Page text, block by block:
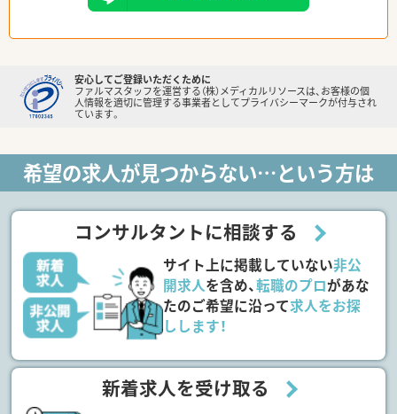
安心してご登録いただくために
ファルマスタッフを運営する（株）メディカルリソースは、お客様の個
人情報を適切に管理する事業者としてプライバシーマークが付与され
ています。
希望の求人が見つからない…という方は
コンサルタントに相談する
サイト上に掲載していない非公
開求人を含め、転職のプロがあな
たのご希望に沿って求人をお探
しします！
新着求人を受け取る